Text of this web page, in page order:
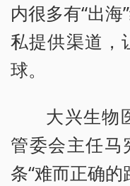
内很多有“出
私提供渠道，
球。
大兴生物
管委会主任马
条“难而正确